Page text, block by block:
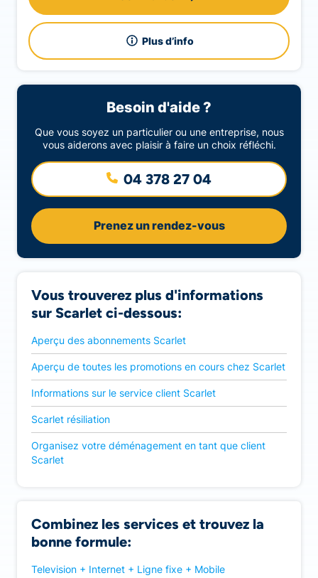
Plus d’info
Besoin d'aide ?
Que vous soyez un particulier ou une entreprise, nous
vous aiderons avec plaisir à faire un choix réfléchi.
04 378 27 04
Prenez un rendez-vous
Vous trouverez plus d'informations
sur Scarlet ci-dessous:
Aperçu des abonnements Scarlet
Aperçu de toutes les promotions en cours chez Scarlet
Informations sur le service client Scarlet
Scarlet résiliation
Organisez votre déménagement en tant que client
Scarlet
Combinez les services et trouvez la
bonne formule:
Television + Internet + Ligne fixe + Mobile